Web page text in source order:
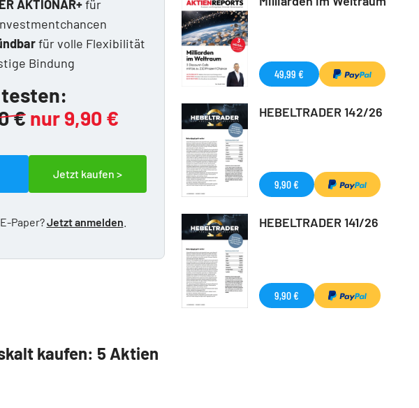
AKTIONÄR+für
für volle Flexibilität
Bindung
testen:
€ nur 9,90 €
Jetzt kaufen >
Paper?Jetzt anmelden
kaufen: 5 Aktien
49,99 €
HEBELTRADER 142/26
9,90 €
HEBELTRADER 141/26
9,90 €